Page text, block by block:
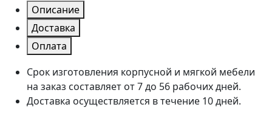
Описание
Доставка
Оплата
Срок изготовления корпусной и мягкой мебели
на заказ составляет от 7 до 56 рабочих дней.
Доставка осуществляется в течение 10 дней.